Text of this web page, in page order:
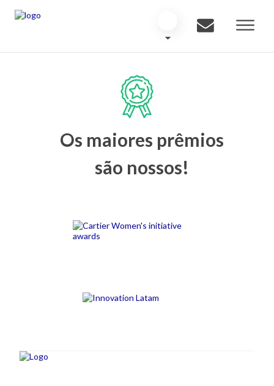
Os maiores prêmios
são nossos!